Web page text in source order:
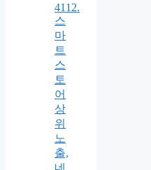
4112.
스
마
트
스
토
어
상
위
노
출,
네